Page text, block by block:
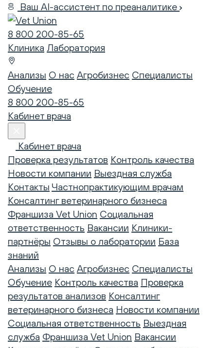
Ваш AI-ассистент по преаналитике
8 800 200-85-65
Клиника Лаборатория
Анализы О нас Агробизнес Специалисты
Обучение
8 800 200-85-65
Кабинет врача
Кабинет врача
Проверка результатов Контроль качества
Новости компании Выездная служба
Контакты Частнопрактикующим врачам
Консалтинг ветеринарного бизнеса
Франшиза Vet Union Социальная
ответственность Вакансии Клиники-
партнёры Отзывы о лаборатории База
знаний
Анализы О нас Агробизнес Специалисты
Обучение Контроль качества Проверка
результатов анализов Консалтинг
ветеринарного бизнеса Новости компании
Социальная ответственность Выездная
служба Франшиза Vet Union Вакансии